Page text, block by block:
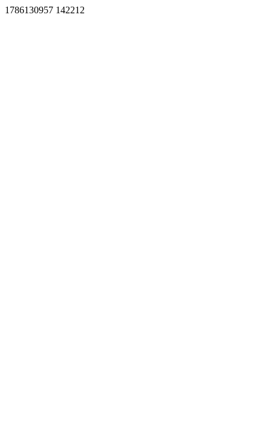
1786130957 142212